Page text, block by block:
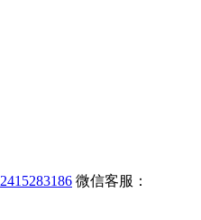
2415283186 微信客服：